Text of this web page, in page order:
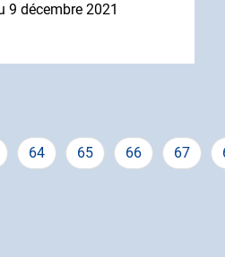
9 décembre 2021
Page
64 Page
65 Page
66 Page
67